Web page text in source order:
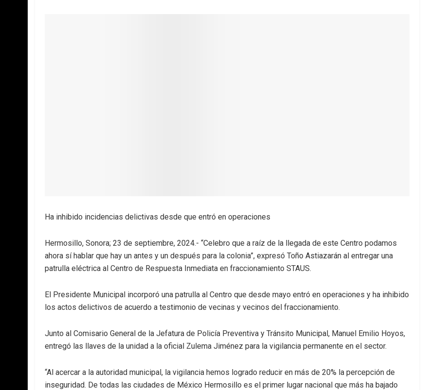
Ha inhibido incidencias delictivas desde que entró en operaciones
Hermosillo, Sonora; 23 de septiembre, 2024.- “Celebro que a raíz de la llegada de este Centro podamos
ahora sí hablar que hay un antes y un después para la colonia”, expresó Toño Astiazarán al entregar una
patrulla eléctrica al Centro de Respuesta Inmediata en fraccionamiento STAUS.
El Presidente Municipal incorporó una patrulla al Centro que desde mayo entró en operaciones y ha inhibido
los actos delictivos de acuerdo a testimonio de vecinas y vecinos del fraccionamiento.
Junto al Comisario General de la Jefatura de Policía Preventiva y Tránsito Municipal, Manuel Emilio Hoyos,
entregó las llaves de la unidad a la oficial Zulema Jiménez para la vigilancia permanente en el sector.
“Al acercar a la autoridad municipal, la vigilancia hemos logrado reducir en más de 20% la percepción de
inseguridad. De todas las ciudades de México Hermosillo es el primer lugar nacional que más ha bajado